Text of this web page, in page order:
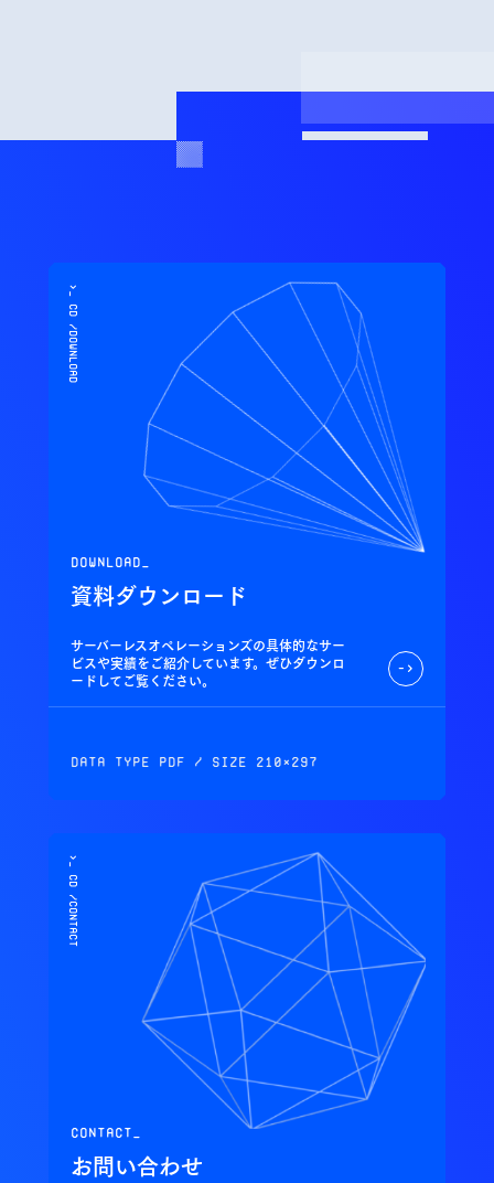
>_ cd /download
download_
資料ダウンロード
サーバーレスオペレーションズの具体的なサー
ビスや実績をご紹介しています。ぜひダウンロ
ードしてご覧ください。
->
Data Type PDF / Size 210×297
>_ cd /contact
contact_
お問い合わせ